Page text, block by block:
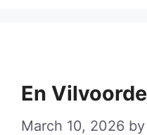
En Vilvoorde
March 10, 2026 by